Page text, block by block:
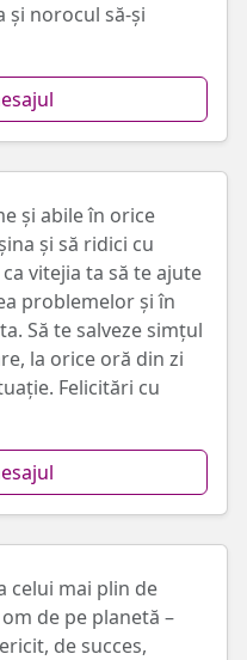
și norocul să-și
și abile în orice
și să ridici cu
vitejia ta să te ajute
problemelor și în
Să te salveze simțul
la orice oră din zi
Felicitări cu
celui mai plin de
de pe planetă –
de succes,